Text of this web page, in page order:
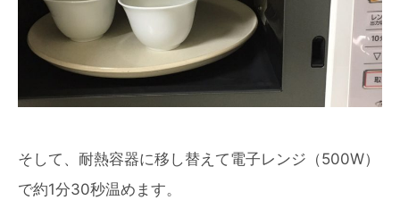
そして、耐熱容器に移し替えて電子レンジ（500W）
で約1分30秒温めます。